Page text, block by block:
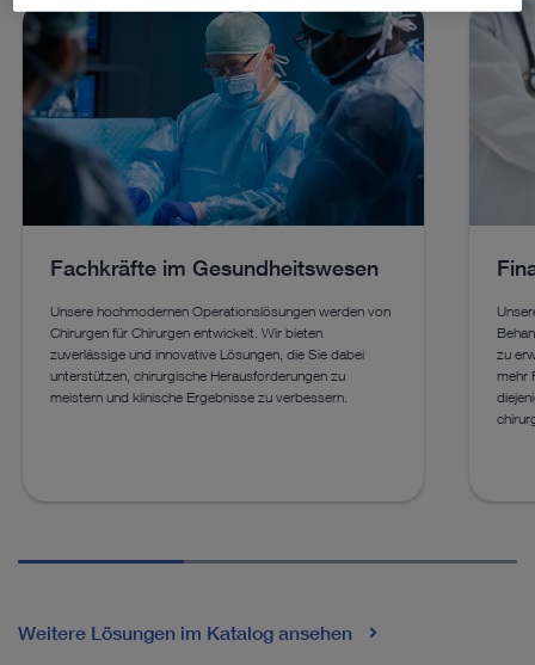
Fachkräfte im Gesundheitswesen
Unsere hochmodernen Operationslösungen werden von
Chirurgen für Chirurgen entwickelt. Wir bieten
zuverlässige und innovative Lösungen, die Sie dabei
unterstützen, chirurgische Herausforderungen zu
meistern und klinische Ergebnisse zu verbessern.
zu
mehr
Weitere Lösungen im Katalog ansehen